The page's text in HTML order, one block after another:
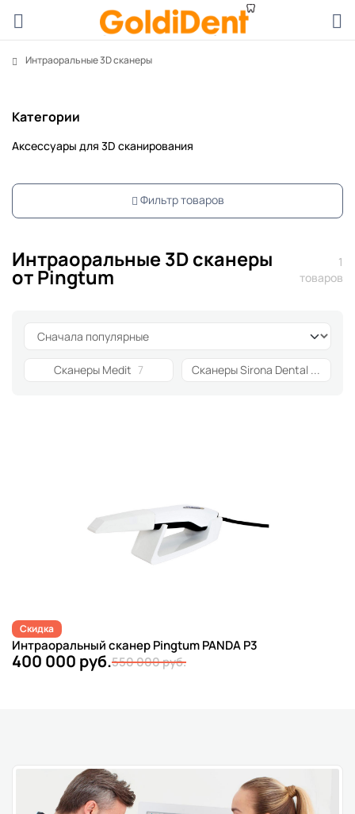
Интраоральные 3D сканеры
Категории
Аксессуары для 3D сканирования
Фильтр товаров
Интраоральные 3D сканеры
от Pingtum
1
товаров
Сканеры Medit 7 Сканеры Sirona Dental Systems
Скидка
Интраоральный сканер Pingtum PANDA P3
400 000 руб.550 000 руб.